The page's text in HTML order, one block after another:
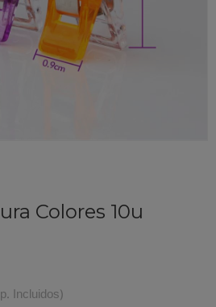
Colores 10u
Incluidos)